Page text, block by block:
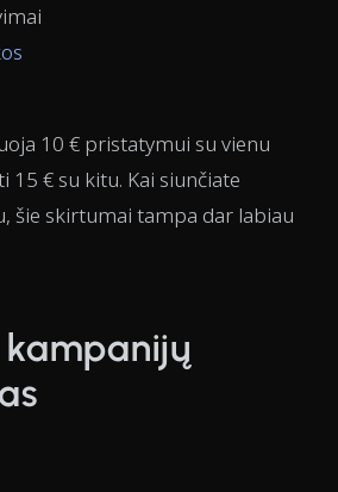
10 € pristatymui su vienu
15 € su kitu. Kai siunčiate
šie skirtumai tampa dar labiau